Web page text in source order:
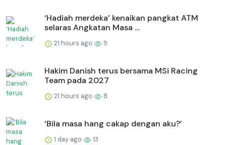
‘Hadiah merdeka’ kenaikan pangkat ATM
selaras Angkatan Masa ...
21 hours ago 9
Hakim Danish terus bersama MSi Racing
Team pada 2027
21 hours ago 8
‘Bila masa hang cakap dengan aku?’
1 day ago 13